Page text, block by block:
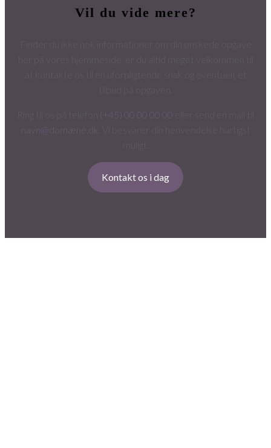
Vil du vide mere?
(+45) 00 00 00 00
navn@domæne.dk
Kontakt os i dag